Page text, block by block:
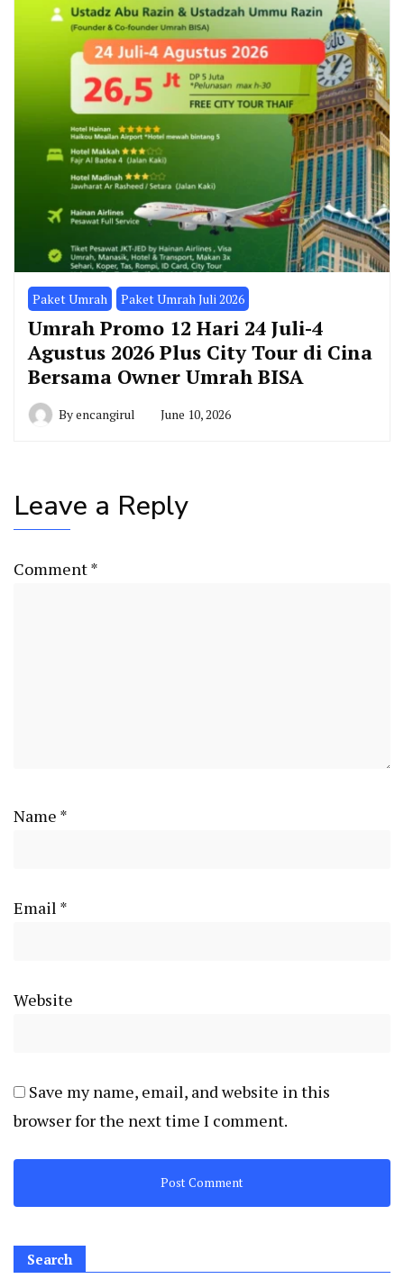
Paket Umrah Paket Umrah Juli 2026
Umrah Promo 12 Hari 24 Juli-4
Agustus 2026 Plus City Tour di Cina
Bersama Owner Umrah BISA
Byencangirul June 10, 2026
Leave a Reply
Comment*
Name *
Email *
Website
Save my name, email, and website in this
browser for the next time I comment.
Search